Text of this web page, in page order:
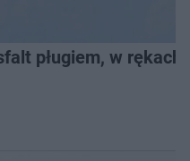
pługiem, w